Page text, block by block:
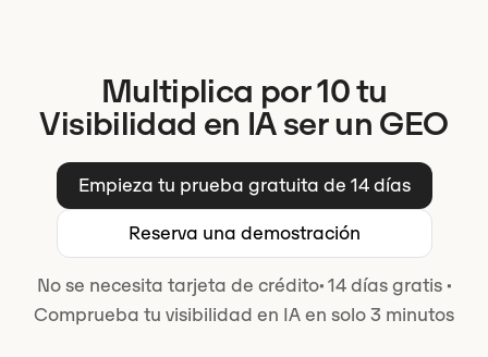
Multiplica por 10 tu
Visibilidad en IA ser un GEO
Empieza tu prueba gratuita de 14 días
Reserva una demostración
No se necesita tarjeta de crédito·14 días gratis ·
Comprueba tu visibilidad en IA en solo 3 minutos